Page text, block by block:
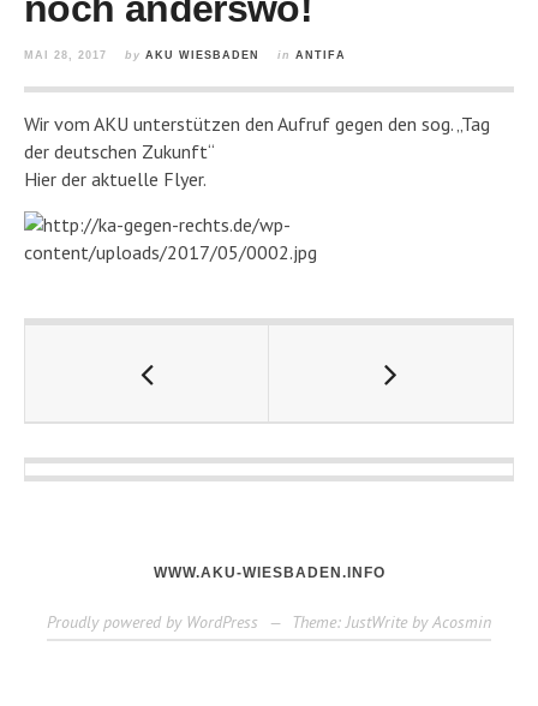
MAI 28, 2017 by AKU WIESBADEN in ANTIFA
Wir vom AKU unterstützen den Aufruf gegen den sog. „Tag
der deutschen Zukunft“
Hier der aktuelle Flyer.
WWW.AKU-WIESBADEN.INFO
Proudly powered by WordPress — Theme: JustWrite by Acosmin